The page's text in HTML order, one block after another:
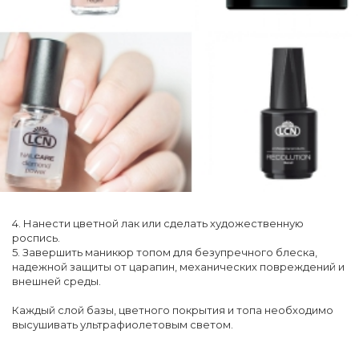
4. Нанести цветной лак или сделать художественную
роспись.
5. Завершить маникюр топом для безупречного блеска,
надежной защиты от царапин, механических повреждений и
внешней среды.
Каждый слой базы, цветного покрытия и топа необходимо
высушивать ультрафиолетовым светом.